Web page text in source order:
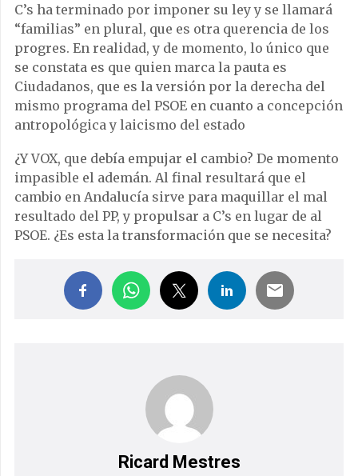
C’s ha terminado por imponer su ley y se llamará
“familias” en plural, que es otra querencia de los
progres. En realidad, y de momento, lo único que
se constata es que quien marca la pauta es
Ciudadanos, que es la versión por la derecha del
mismo programa del PSOE en cuanto a concepción
antropológica y laicismo del estado
¿Y VOX, que debía empujar el cambio? De momento
impasible el ademán. Al final resultará que el
cambio en Andalucía sirve para maquillar el mal
resultado del PP, y propulsar a C’s en lugar de al
PSOE. ¿Es esta la transformación que se necesita?
Ricard Mestres